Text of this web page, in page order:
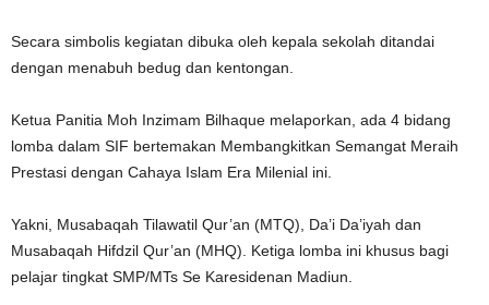
Secara simbolis kegiatan dibuka oleh kepala sekolah ditandai
dengan menabuh bedug dan kentongan.
Ketua Panitia Moh Inzimam Bilhaque melaporkan, ada 4 bidang
lomba dalam SIF bertemakan Membangkitkan Semangat Meraih
Prestasi dengan Cahaya Islam Era Milenial ini.
Yakni, Musabaqah Tilawatil Qur’an (MTQ), Da’i Da’iyah dan
Musabaqah Hifdzil Qur’an (MHQ). Ketiga lomba ini khusus bagi
pelajar tingkat SMP/MTs Se Karesidenan Madiun.